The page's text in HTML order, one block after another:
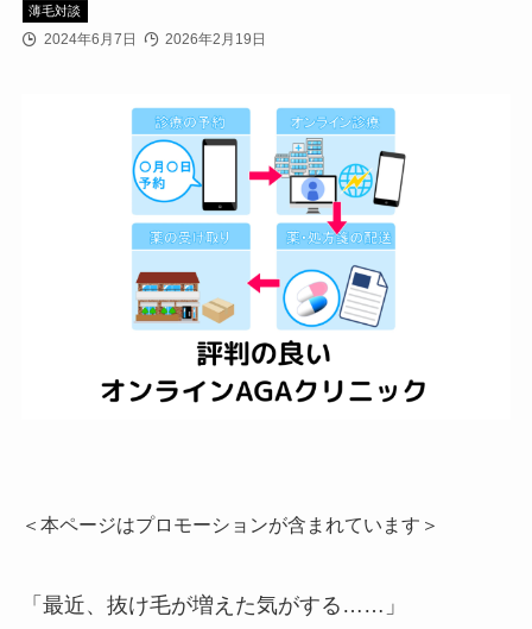
薄毛対談
2024年6月7日 2026年2月19日
＜本ページはプロモーションが含まれています＞
「最近、抜け毛が増えた気がする……」